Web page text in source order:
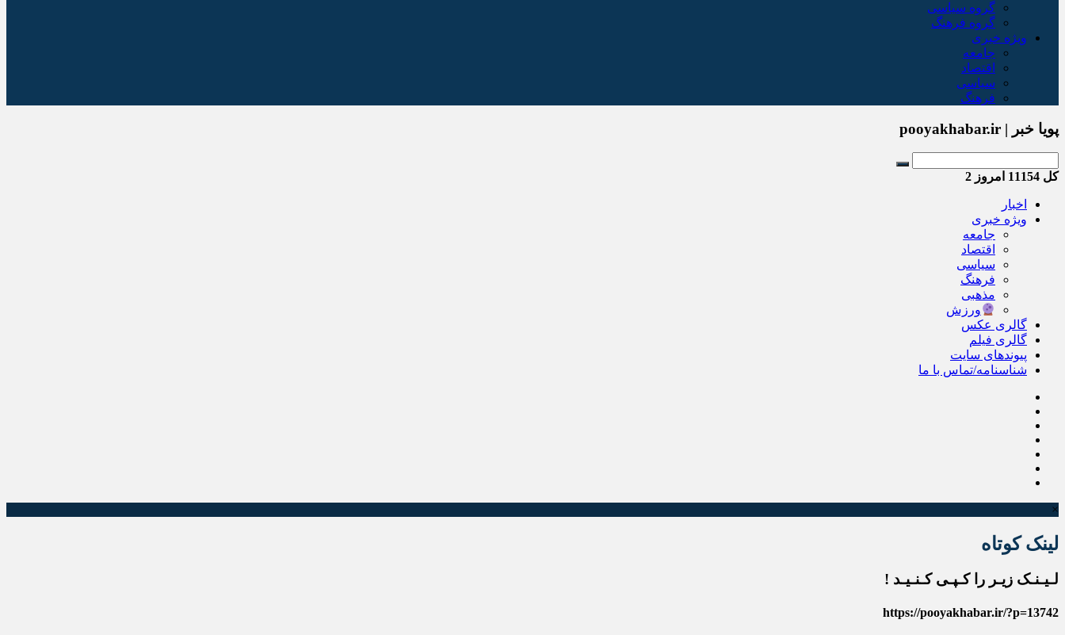
گروه سیاسی
گروه فرهنگ
ویژه خبری
جامعه
اقتصاد
سیاسی
فرهنگ
پویا خبر | pooyakhabar.ir
کل امروز 2
اخبار
ویژه خبری
جامعه
اقتصاد
سیاسی
فرهنگ
مذهبی
ورزش
گالری عکس
گالری فیلم
پیوندهای سایت
شناسنامه/تماس با ما
×
لینک کوتاه
لـیـنـک زیـر را کـپـی کـنـیـد !
https://pooyakhabar.ir/?p=13742